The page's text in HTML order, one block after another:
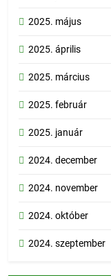
2025. május
2025. április
2025. március
2025. február
2025. január
2024. december
2024. november
2024. október
2024. szeptember